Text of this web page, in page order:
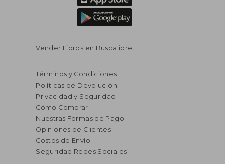
Vender Libros en Buscalibre
Términos y Condiciones
Políticas de Devolución
Privacidad y Seguridad
Cómo Comprar
Nuestras Formas de Pago
Opiniones de Clientes
Costos de Envío
Seguridad Redes Sociales